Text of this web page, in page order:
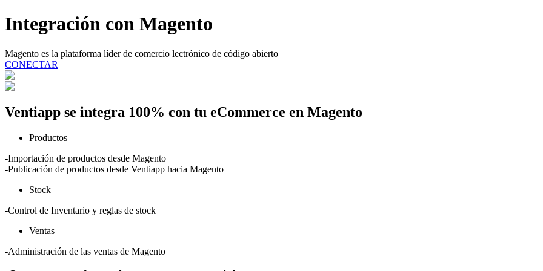
Integración con Magento
Magento es la plataforma líder de comercio lectrónico de código abierto
CONECTAR
Ventiapp se integra 100% con tu eCommerce en Magento
Productos
-Importación de productos desde Magento
-Publicación de productos desde Ventiapp hacia Magento
Stock
-Control de Inventario y reglas de stock
Ventas
-Administración de las ventas de Magento